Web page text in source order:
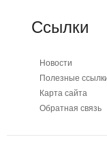
Ссылки
Новости
Полезные
Карта сайта
Обратная связь